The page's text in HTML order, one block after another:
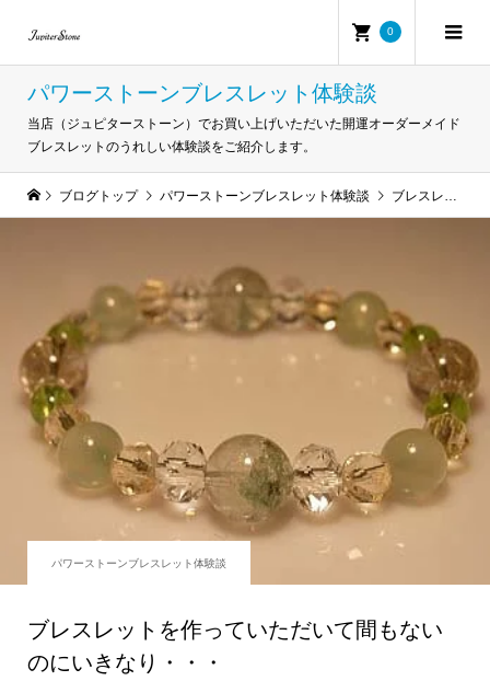
0
パワーストーンブレスレット体験談
当店（ジュピターストーン）でお買い上げいただいた開運オーダーメイド
ブレスレットのうれしい体験談をご紹介します。
ブログトップ パワーストーンブレスレット体験談 ブレスレットを作っていただいて間もないのにいきなり・・・
パワーストーンブレスレット体験談
ブレスレットを作っていただいて間もない
のにいきなり・・・